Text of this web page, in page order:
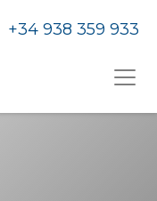
+34 938 359 933